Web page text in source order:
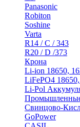
Panasonic
Robiton
Soshine
Varta
R14 / C / 343
R20 / D /373
Крона
Li-ion 18650,
LiFePO4
Li-Pol
Свинцово-
GoPower